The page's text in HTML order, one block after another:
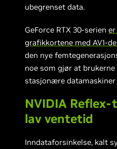
ubegrenset data.
GeForce RTX 30-serien
grafikkortene med AV1-
den nye
noe som gjør at brukerne
stasjonære datamaskiner
NVIDIA
lav ventetid
Inndataforsinkelse, kalt